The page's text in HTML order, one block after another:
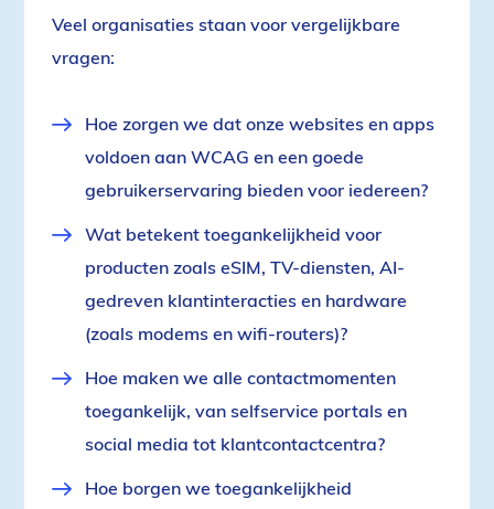
Veel organisaties staan voor vergelijkbare
vragen:
Hoe zorgen we dat onze websites en apps
voldoen aan WCAG en een goede
gebruikerservaring bieden voor iedereen?
Wat betekent toegankelijkheid voor
producten zoals eSIM, TV-diensten, AI-
gedreven klantinteracties en hardware
(zoals modems en wifi-routers)?
Hoe maken we alle contactmomenten
toegankelijk, van selfservice portals en
social media tot klantcontactcentra?
Hoe borgen we toegankelijkheid